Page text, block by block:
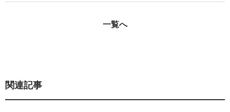
一覧へ
関連記事